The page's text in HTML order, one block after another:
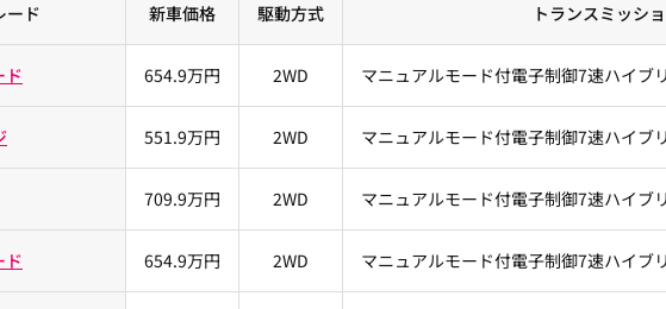
ード 新車価格 駆動方式 トランスミッシ
ド 654.9万円 2WD マニュアルモード付電子制御7速ハイブ
551.9万円 2WD マニュアルモード付電子制御7速ハイブ
709.9万円 2WD マニュアルモード付電子制御7速ハイブ
ド 654.9万円 2WD マニュアルモード付電子制御7速ハイブ